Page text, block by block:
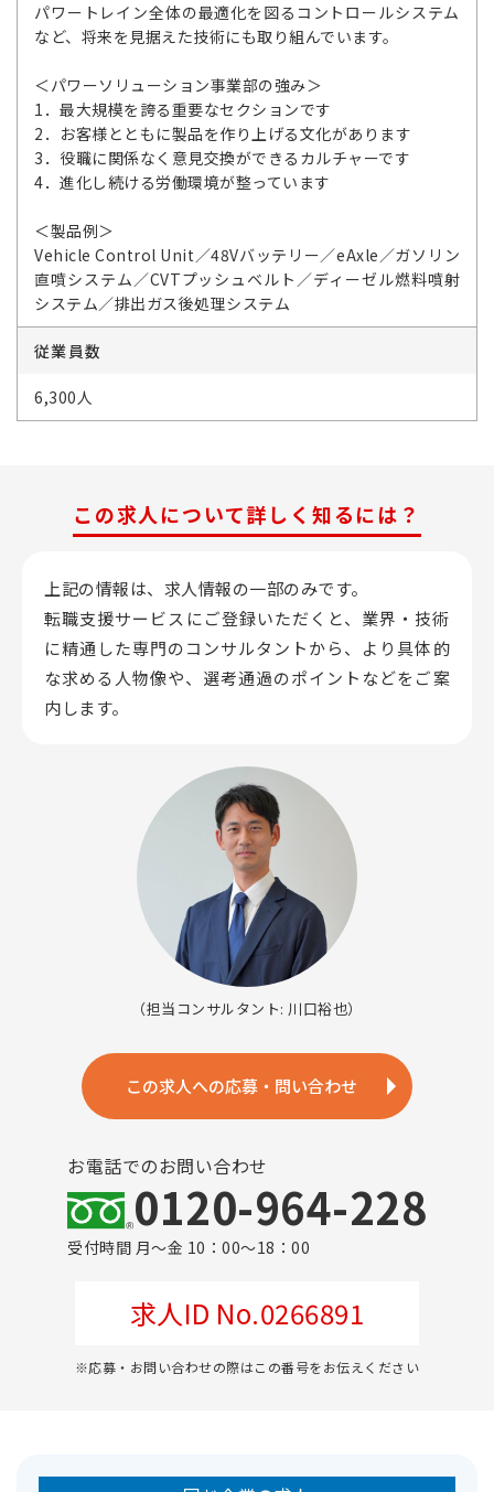
パワートレイン全体の最適化を図るコントロールシステム
など、将来を見据えた技術にも取り組んでいます。
＜パワーソリューション事業部の強み＞
1．最大規模を誇る重要なセクションです
2．お客様とともに製品を作り上げる文化があります
3．役職に関係なく意見交換ができるカルチャーです
4．進化し続ける労働環境が整っています
＜製品例＞
Vehicle Control Unit／48Vバッテリー／eAxle／ガソリン
直噴システム／CVTプッシュベルト／ディーゼル燃料噴射
システム／排出ガス後処理システム
従業員数
6,300人
この求人について詳しく知るには？
上記の情報は、求人情報の一部のみです。
転職支援サービスにご登録いただくと、業界・技術
に精通した専門のコンサルタントから、 より具体的
な求める人物像や、選考通過のポイントなどをご案
内します。
（担当コンサルタント: 川口裕也）
この求人への応募・問い合わせ
お電話でのお問い合わせ
0120-964-228
受付時間 月～金 10：00～18：00
求人ID No.0266891
※応募・お問い合わせの際はこの番号をお伝えください